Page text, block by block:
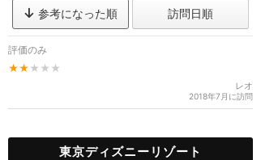
参考になった順 訪問日順
評価のみ
★★ ★★★
レオ
2018年7月に訪問
東京ディズニーリゾート